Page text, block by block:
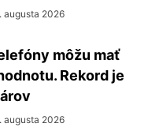
augusta 2026
môžu mať
Rekord je
augusta 2026